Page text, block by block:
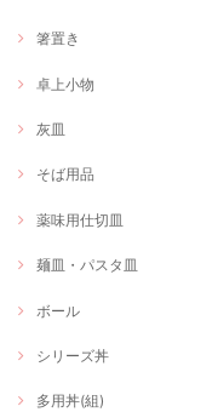
箸置き
卓上小物
灰皿
そば用品
薬味用仕切皿
麺皿・パスタ皿
ボール
シリーズ丼
多用丼(組)